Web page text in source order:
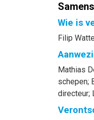
Wie is
Filip
Mathias
schepen;
directeur;